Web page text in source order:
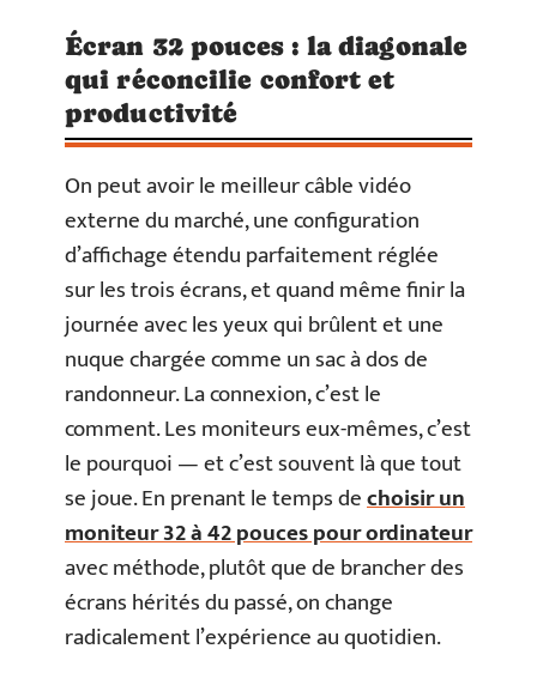
Écran 32 pouces : la diagonale
qui réconcilie confort et
productivité
On peut avoir le meilleur câble vidéo
externe du marché, une configuration
d’affichage étendu parfaitement réglée
sur les trois écrans, et quand même finir la
journée avec les yeux qui brûlent et une
nuque chargée comme un sac à dos de
randonneur. La connexion, c’est le
comment. Les moniteurs eux-mêmes, c’est
le pourquoi — et c’est souvent là que tout
se joue. En prenant le temps dechoisir un
moniteur 32 à 42 pouces pour ordinateur
avec méthode, plutôt que de brancher des
écrans hérités du passé, on change
radicalement l’expérience au quotidien.